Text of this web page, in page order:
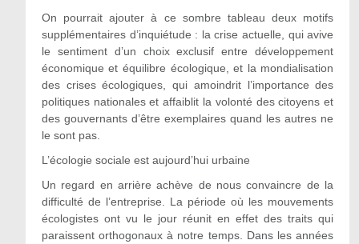
On pourrait ajouter à ce sombre tableau deux motifs
supplémentaires d’inquiétude : la crise actuelle, qui avive
le sentiment d’un choix exclusif entre développement
économique et équilibre écologique, et la mondialisation
des crises écologiques, qui amoindrit l’importance des
politiques nationales et affaiblit la volonté des citoyens et
des gouvernants d’être exemplaires quand les autres ne
le sont pas.
L’écologie sociale est aujourd’hui urbaine
Un regard en arrière achève de nous convaincre de la
difficulté de l’entreprise. La période où les mouvements
écologistes ont vu le jour réunit en effet des traits qui
paraissent orthogonaux à notre temps. Dans les années